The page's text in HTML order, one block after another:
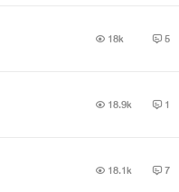
18k 5
18.9k 1
18.1k 7